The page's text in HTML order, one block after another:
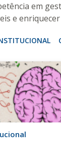
em
e